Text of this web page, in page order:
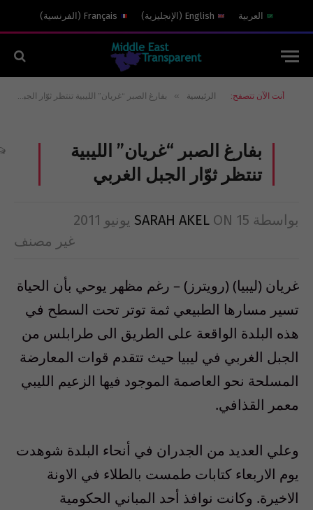
العربية English
( الإنجليزية)
Français
( الفرنسية)
أنت الآن تتصفح: الرئيسية » بفارغ الصبر “غريان” الليبية تنتظر ثوّار الجبل الغربي
بفارغ الصبر “غريان” الليبية
تنتظر ثوّار الجبل الغربي
بواسطة SARAH AKEL ON 15 يونيو 2011
غير مصنف
غريان (ليبيا) (رويترز) – رغم مظهر يوحي بأن الحياة
تسير مسارها الطبيعي ثمة توتر تحت السطح في
هذه البلدة الواقعة على الطريق الى طرابلس من
الجبل الغربي في ليبيا حيث تتقدم قوات المعارضة
المسلحة نحو العاصمة الموجود فيها الزعيم الليبي
معمر القذافي.
وعلي العديد من الجدران في أنحاء البلدة شوهدت
يوم الاربعاء كتابات طمست بالطلاء في الاونة
الاخيرة. وكانت نوافذ أحد المباني الحكومية